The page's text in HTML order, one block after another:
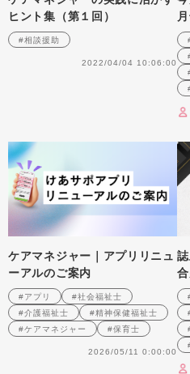
ヒント集（第１回）
#相談援助
2022/04/04 10:06:00
ケアマネジャー｜アプリリニュ
ーアルのご案内
#アプリ
#社会福祉士
#介護福祉士
#精神保健福祉士
#ケアマネジャー
#保育士
2026/05/11 0:00:00